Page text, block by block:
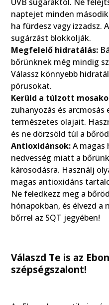
naptejet minden
ha fürdesz vagy izzadsz.
sugárzást blokkolják.
Megfelelő hidratálás:
bőrünknek még mindig
Válassz könnyebb
pórusokat.
Kerüld a túlzott
zuhanyozás és
természetes olajait.
és ne dörzsöld túl a
Antioxidánsok:A magas
nedvesség miatt a
károsodásra. Használj
magas antioxidáns
Ne feledkezz meg a
hónapokban, és élvezd a
bőrrel az SQT jegyében!
Válaszd Te is az
szépségszalont!